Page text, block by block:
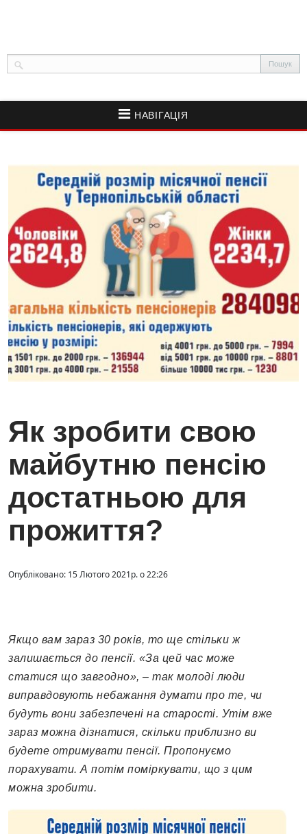
НАВІГАЦІЯ
Як зробити свою
майбутню пенсію
достатньою для
прожиття?
Опубліковано: 15 Лютого 2021р. о 22:26
Якщо вам зараз 30 років, то ще стільки ж
залишається до пенсії. «За цей час може
статися що завгодно», – так молоді люди
виправдовують небажання думати про те, чи
будуть вони забезпечені на старості. Утім вже
зараз можна дізнатися, скільки приблизно ви
будете отримувати пенсії. Пропонуємо
порахувати. А потім поміркувати, що з цим
можна зробити.